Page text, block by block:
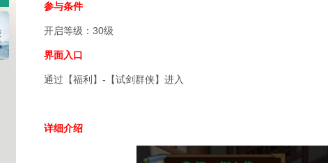
参与条件
开启等级：30级
界面入口
通过【福利】-【试剑群侠】进入
详细介绍